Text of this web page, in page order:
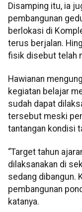
Disamping itu, ia
pembangunan
berlokasi di
terus berjalan.
fisik disebut telah
Hawianan
kegiatan belajar
sudah dapat
tersebut meski
tantangan kondisi
“Target tahun
dilaksanakan di
sedang dibangun.
pembangunan
katanya.